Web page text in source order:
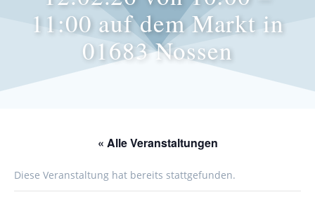
11:00 auf dem Markt in
01683 Nossen
« Alle Veranstaltungen
Diese Veranstaltung hat bereits stattgefunden.